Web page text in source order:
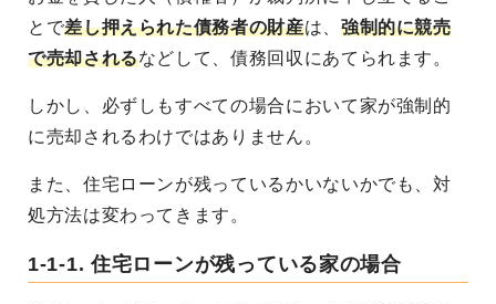
とで差し押えられた債務者の財産は、 強制的に競売
で売却されるなどして、債務回収にあてられます。
しかし、必ずしもすべての場合において家が強制的
に売却されるわけではありません。
また、住宅ローンが残っているかいないかでも、対
処方法は変わってきます。
1-1-1. 住宅ローンが残っている家の場合